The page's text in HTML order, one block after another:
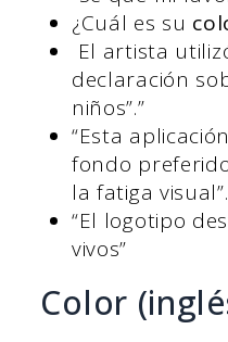
¿Cuál es su
El artista
declaración
niños”.”
“Esta
fondo
la fatiga
“El logotipo
vivos”
Color